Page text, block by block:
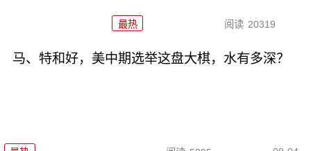
最热 阅读 20319
马、特和好，美中期选举这盘大棋，水有多深？